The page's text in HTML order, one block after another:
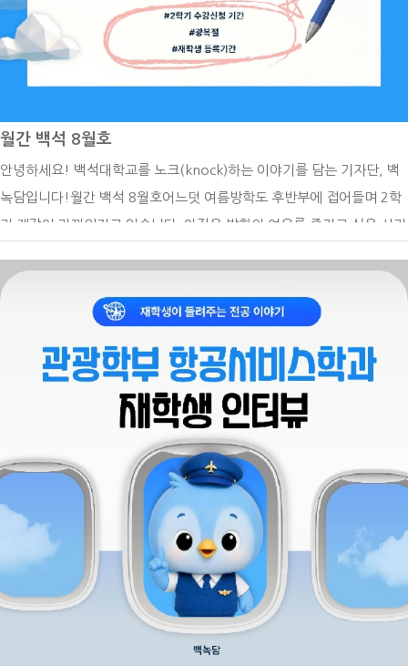
월간 백석 8월호
안녕하세요! 백석대학교를 노크(knock)하는 이야기를 담는 기자단, 백
녹담입니다!월간 백석 8월호어느덧 여름방학도 후반부에 접어들며 2학
기 개강이 가까워지고 있습니다. 아직은 방학의 여유를 즐기고 싶은 시기
월에는 어떤 학사일정이 예정되어 있는지 미리 확인하고 여유 있게 2학
기를 준비하기 위해 백녹담이 8월 학사 일정을 정리한 월간 백석 8월호
학ㆍ복학ㆍ재입학생), 8월 13일 2025학년도 후기 학위수여식, 8월 15
일 광복절, 8월 17일 대체 휴일, 8월 24일~8월 28일 재학생 등록 기간,
8월 24일~8월 28일 조기졸업 신청 기간, 8월 25일~9월 7일 학기 수강
신청 정정 기간 (전체), 8월 25일~9월 7일 졸업 이수학점 확인 기간8월
학사 일정은 2학기 수강 신청 기간(재학ㆍ복학ㆍ재입학생) (8월 10일~
8월 14일), 2025학년도 후기 학위수여식(8월 13일), 광복절 (8월 15
일), 대체 휴일 (8월 17일), 재학생 등록 기간 (8월 24일~8월 28일), 조
기졸업 신청 기간 (8월 24일~8월 28일), 2학기 수강 신청 정정 기간 (전
체) (8월 25일~9월 7일), 졸업 이수학점 확인 기간 (8월 25일~9월 7일)
입니다. 주요 일정 위주로 소개하겠습니다. 특히 8월은 개강을 앞두고 여
러 일정이 이어지는 시기인 만큼, 각 일정을 미리 확인해 차질 없이 준비